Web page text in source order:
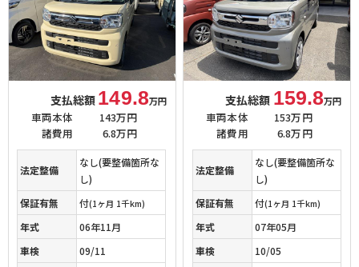
支払総額 149.8万円
車両本体
143万円
諸費用
6.8万円
法定整備
なし(要整備箇所な
し)
保証有無
付(1ヶ月 1千km)
年式
06年11月
車検
09/11
支払総額 159.8万円
車両本体
153万円
諸費用
6.8万円
法定整備
なし(要整備箇所な
し)
保証有無
付(1ヶ月 1千km)
年式
07年05月
車検
10/05